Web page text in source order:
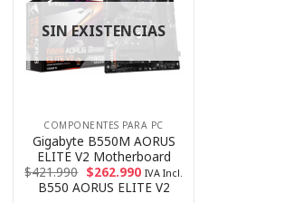
SIN EXISTENCIAS
COMPONENTES PARA PC
Gigabyte B550M AORUS
ELITE V2 Motherboard
$421.990 $262.990 IVA Incl.
B550 AORUS ELITE V2